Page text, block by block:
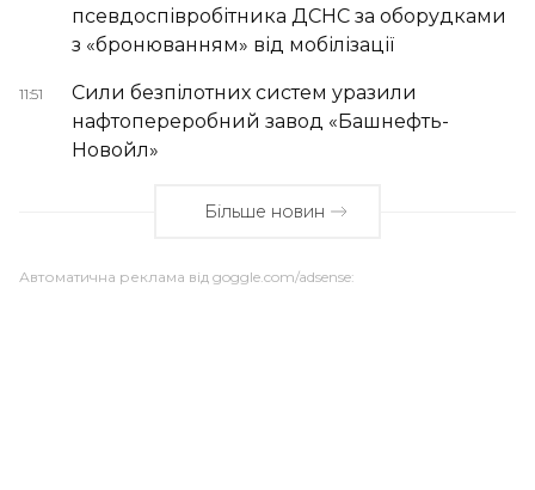
псевдоспівробітника ДСНС за оборудками
з «бронюванням» від мобілізації
11:51
Сили безпілотних систем уразили
нафтопереробний завод «Башнефть-
Новойл»
Більше новин
Автоматична реклама від goggle.com/adsense: